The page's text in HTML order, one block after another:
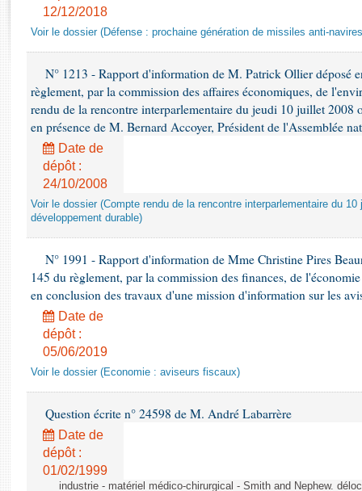
Rapports d'enquête
Dossiers législatifs
Budget et sécurité sociale
Questions écrites et orales
Comptes rendus des débats
12/12/2018
Voir le dossier (Défense : prochaine génération de missiles anti-
N° 1213 - Rapport d'information de M. Patrick Ollier déposé
règlement, par la commission des affaires économiques, de
rendu de la rencontre interparlementaire du jeudi 10 juillet 2008
en présence de M. Bernard Accoyer, Président de l'Assemblée
Date de
dépôt :
24/10/2008
Voir le dossier (Compte rendu de la rencontre interparlementaire du
développement durable)
N° 1991 - Rapport d'information de Mme Christine Pires
145 du règlement, par la commission des finances, de
en conclusion des travaux d'une mission d'information sur les
Date de
dépôt :
05/06/2019
Voir le dossier (Economie : aviseurs fiscaux)
Question écrite n° 24598 de M. André Labarrère
Date de
dépôt :
01/02/1999
industrie - matériel médico-chirurgical - Smith and Nephew.